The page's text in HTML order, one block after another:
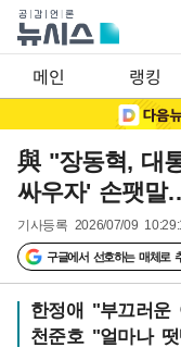
메인 랭킹
與 "장동혁, 대
싸우자' 손팻말
기사등록 2026/07/09
구글에서 선호하는 매체로
한정애 "부끄러운
천준호 "얼마나